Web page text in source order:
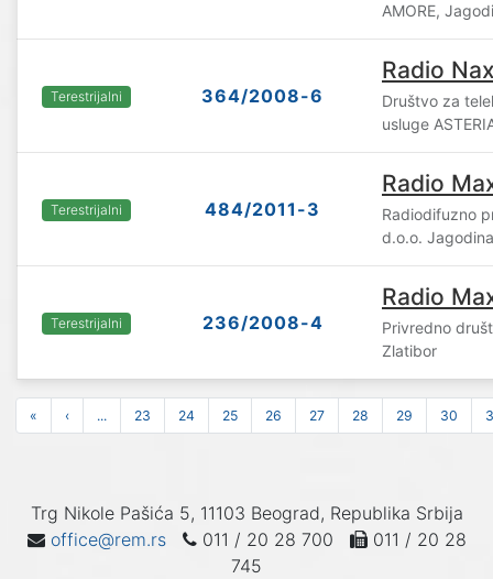
AMORE,
Terestrijalni 364/2008-6
Radio
Društvo za
usluge
Terestrijalni 484/2011-3
Radio
Radiodifuzno
d.o.o. Jagodina
Terestrijalni 236/2008-4
Radio
Privredno
Zlatibor
« ‹ ... 23 24 25 26 27 28 29 30
Trg Nikole Pašića 5, 11103 Beograd, Republika Srbija
office@rem.rs
011 / 20 28 700
011 / 20 28
745